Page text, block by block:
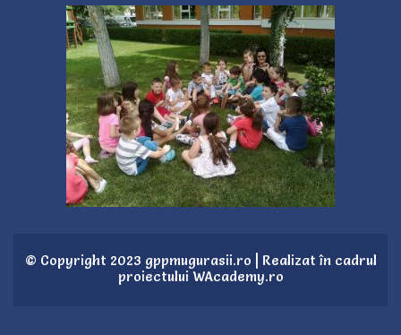
© Copyright 2023 gppmugurasii.ro | Realizat în cadrul
proiectului WAcademy.ro